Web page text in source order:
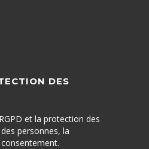
DES
et la protection des
personnes, la